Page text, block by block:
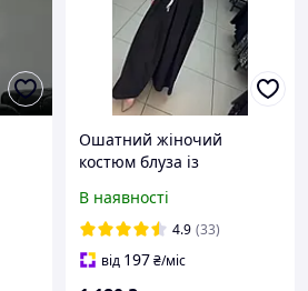
Ошатний жіночий
костюм блуза із
В наявності
4.9 (33)
від 197₴/міс